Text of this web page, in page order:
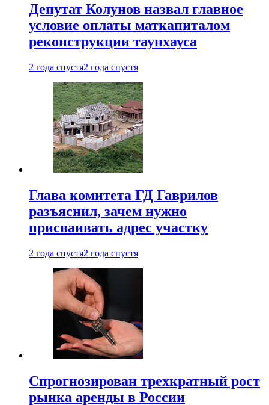
Депутат Колунов назвал главное
условие оплаты маткапиталом
реконструкции таунхауса
2 года спустя2 года спустя
Глава комитета ГД Гаврилов
разъяснил, зачем нужно
присваивать адрес участку
2 года спустя2 года спустя
Спрогнозирован трехкратный рост
рынка аренды в России